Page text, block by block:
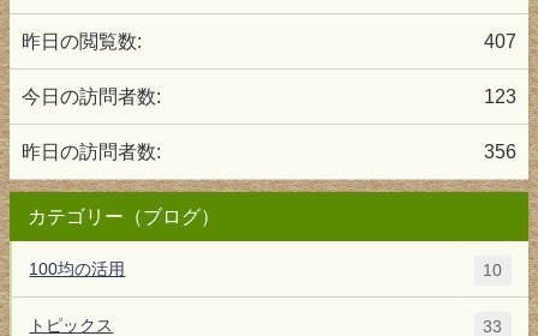
407
昨日の閲覧数:
123
今日の訪問者数:
356
昨日の訪問者数:
カテゴリー（ブログ）
100均の活用 10
トピックス 33